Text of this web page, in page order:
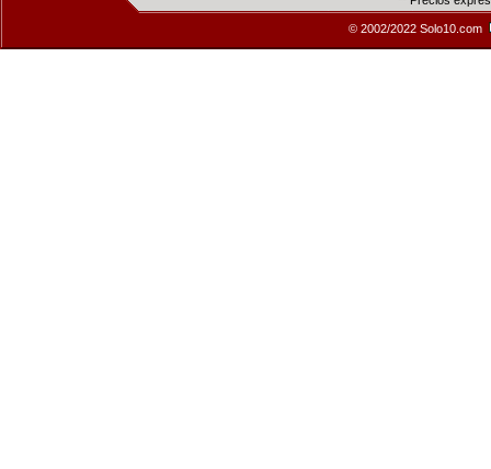
© 2002/2022 Solo10.com